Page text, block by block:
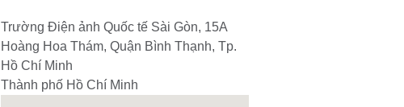
Trường Điện ảnh Quốc tế Sài Gòn, 15A
Hoàng Hoa Thám, Quận Bình Thạnh, Tp.
Hồ Chí Minh
Thành phố Hồ Chí Minh